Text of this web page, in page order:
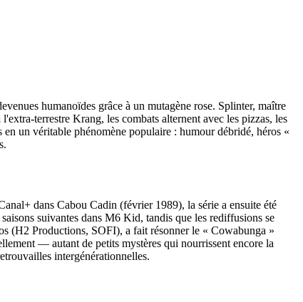
humanoïdes grâce à un mutagène rose. Splinter, maître
Krang, les combats alternent avec les pizzas, les
un véritable phénomène populaire : humour débridé, héros «
dans Cabou Cadin (février 1989), la série a ensuite été
suivantes dans M6 Kid, tandis que les rediffusions se
(H2 Productions, SOFI), a fait résonner le « Cowabunga »
— autant de petits mystères qui nourrissent encore la
intergénérationnelles.